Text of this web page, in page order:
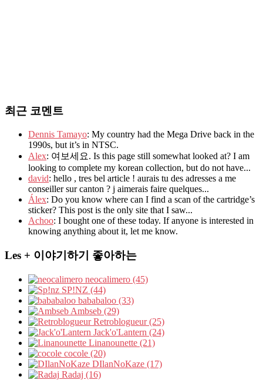
최근 코멘트
Dennis Tamayo: My country had the Mega Drive back in the
1990s, but it’s in NTSC.
Alex: 여보세요. Is this page still somewhat looked at? I am
looking to complete my korean collection, but do not have...
david: hello , tres bel article ! aurais tu des adresses a me
conseiller sur canton ? j aimerais faire quelques...
Álex: Do you know where can I find a scan of the cartridge’s
sticker? This post is the only site that I saw...
Achoo: I bought one of these today. If anyone is interested in
knowing anything about it, let me know.
Les + 이야기하기 좋아하는
neocalimero (45)
SP!NZ (44)
bababaloo (33)
Ambseb (29)
Retroblogueur (25)
Jack'o'Lantern (24)
Linanounette (21)
cocole (20)
DIlanNoKaze (17)
Radaj (16)